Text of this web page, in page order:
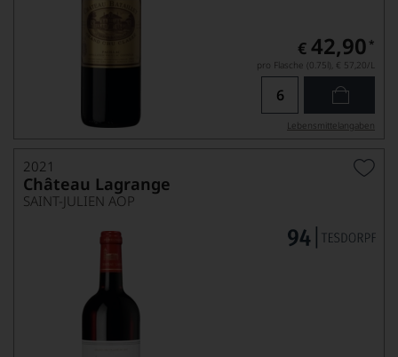
€ 42,90 *
pro Flasche (0.75l), € 57,20/L
Lebensmittel­angaben
2021
Château Lagrange
SAINT-JULIEN AOP